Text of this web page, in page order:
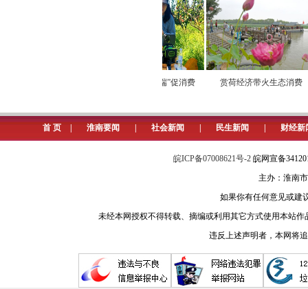
5000元的一次性补贴。申请途径为：
事业单位或者国有企业职工的，向申
请需要提供以下资料：夫妻双方身份
或网上下载打印）；其他相关材料，
申请人可通过“健康淮南”小程序，进
5、网友问：迎新惠民电子消费
6、网友问：我在田家庵区用公
淮南市不动产登记中心回复：有
意配合办理，有抵押的房产无法办理
小屏连万家 “云端”促消费 赏荷经济带火生态消费
首 页 淮南要闻 社会新闻 民生新闻 财经新
皖ICP备07008621号-2 皖网宣备
主办：淮南
如果你有任何意见或建
未经本网授权不得转载、摘编或利用其它方式使用本站
违反上述声明者，本网将